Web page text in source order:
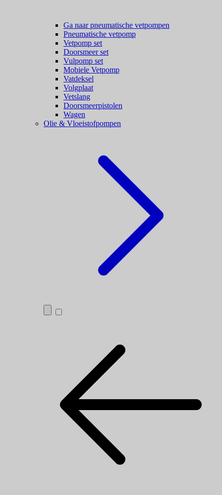
Ga naar pneumatische vetpompen
Pneumatische vetpomp
Vetpomp set
Doorsmeer set
Vulpomp set
Mobiele Vetpomp
Vatdeksel
Volgplaat
Vetslang
Doorsmeerpistolen
Wagen
Olie & Vloeistofpompen